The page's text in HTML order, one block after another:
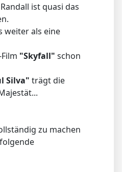
ist quasi das
weiter als eine
"Skyfall" schon
Silva" trägt die
zu machen